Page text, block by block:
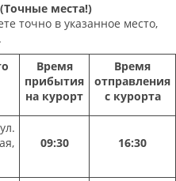
места!)
точно в указанное место,
Время
прибытия
на курорт
Время
отправления
с курорта
09:30 16:30